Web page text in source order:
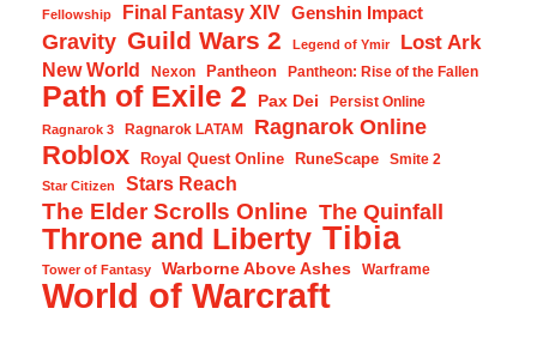
Fellowship Final Fantasy XIV Genshin Impact
Gravity Guild Wars 2 Legend of Ymir Lost Ark
New World Nexon Pantheon Pantheon: Rise of the Fallen
Path of Exile 2 Pax Dei Persist Online
Ragnarok 3 Ragnarok LATAM Ragnarok Online
Roblox Royal Quest Online RuneScape Smite 2
Star Citizen Stars Reach
The Elder Scrolls Online The Quinfall
Throne and Liberty Tibia
Tower of Fantasy Warborne Above Ashes Warframe
World of Warcraft